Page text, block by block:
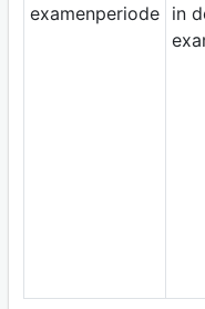
examenperiode
in